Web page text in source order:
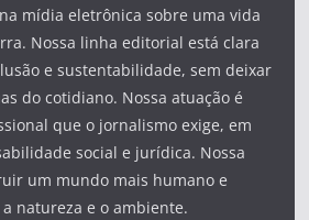
mídia eletrônica sobre uma vida
Nossa linha editorial está clara
e sustentabilidade, sem deixar
do cotidiano. Nossa atuação é
que o jornalismo exige, em
social e jurídica. Nossa
um mundo mais humano e
natureza e o ambiente.